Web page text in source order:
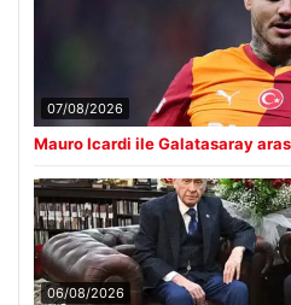
07/08/2026
Mauro Icardi ile Galatasaray
06/08/2026